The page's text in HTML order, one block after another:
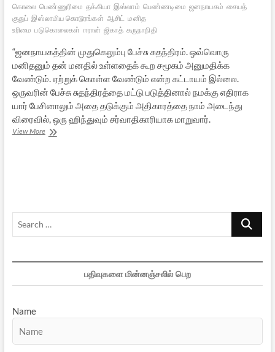
கொலை பெண்ணுரிமை தக்கியா இஸ்லாம் பெண்ணடிமை ஜனநாயகம் சையத்
குதுப் இஸ்லாமிய கொடூரங்கள் ஆசிட் மனித
உரிமை படுகொலைகள் ஈரான் ஜிகாத் கருநாநிதி
“ஜனநாயகத்தின் முதுகெலும்பு பேச்சு சுதந்திரம். ஒவ்வொரு
மனிதனும் தன் மனதில் உள்ளதைக் கூற சமூகம் அனுமதிக்க
வேண்டும். ஏற்றுக் கொள்ள வேண்டும் என்ற கட்டாயம் இல்லை.
ஒருவரின் பேச்சு சுதந்திரத்தை மட்டு படுத்தினால் நமக்கு எதிராக
யார் பேசினாலும் அதை தடுக்கும் அதிகாரத்தை நாம் அடைந்து
விரைவில், ஒரு ஹிந்துவும் சர்வாதிகாரியாக மாறுவார்.
View Moreமிதவாத
Search
பதிவுகளை மின்னஞ்சலில் பெற
Name